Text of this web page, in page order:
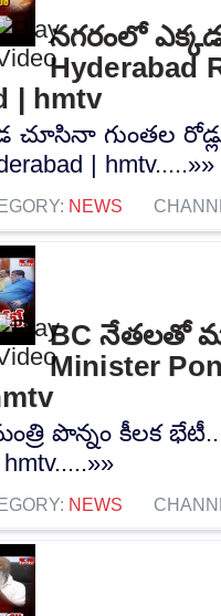
నగరంలో
Hyderabad
| hmtv
గుంతల
| hmtv.....»»
NEWS
BC నేతలతో
Minister
పొన్నం కీలక భేటీ..
NEWS